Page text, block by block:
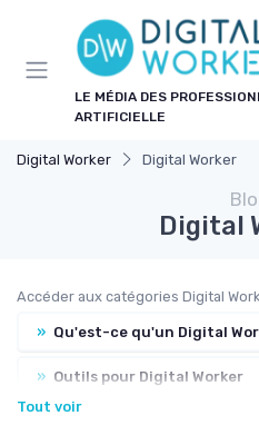
LE MÉDIA DES
ARTIFICIELLE
Digital Worker Digital Worker
Digital
Accéder aux catégories Digital
» Qu'est-ce qu'un Digital
» Outils pour Digital Worker
Tout voir